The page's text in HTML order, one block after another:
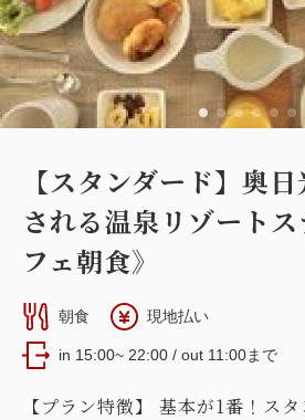
【スタンダード】奥
される温泉リゾートス
フェ朝食》
朝食 現地払い
in 15:00~ 22:00 / out 11:00まで
【プラン特徴】 基本が1番！ス